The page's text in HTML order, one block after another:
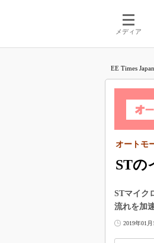
メディア
EE Times Japan
STの
オートモ
STマイク
流れを加
2019年01